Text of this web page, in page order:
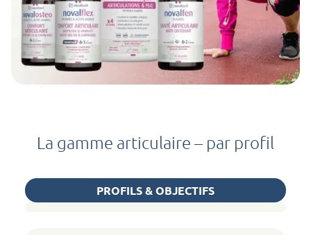
La gamme articulaire – par profil
PROFILS & OBJECTIFS